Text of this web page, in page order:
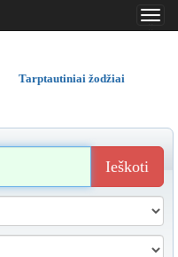
..
..
Tarptautiniai žodžiai
Ieškoti